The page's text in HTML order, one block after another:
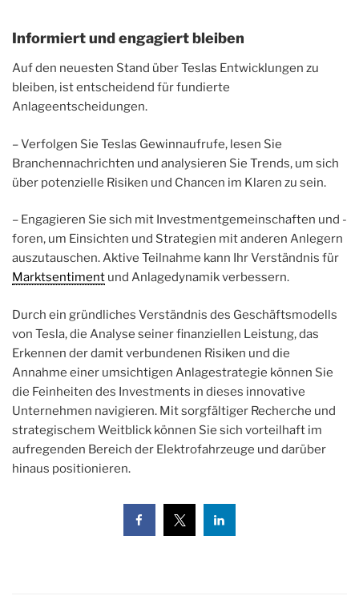
Informiert und engagiert bleiben
Auf den neuesten Stand über Teslas Entwicklungen zu
bleiben, ist entscheidend für fundierte
Anlageentscheidungen.
– Verfolgen Sie Teslas Gewinnaufrufe, lesen Sie
Branchennachrichten und analysieren Sie Trends, um sich
über potenzielle Risiken und Chancen im Klaren zu sein.
– Engagieren Sie sich mit Investmentgemeinschaften und -
foren, um Einsichten und Strategien mit anderen Anlegern
auszutauschen. Aktive Teilnahme kann Ihr Verständnis für
Marktsentiment und Anlagedynamik verbessern.
Durch ein gründliches Verständnis des Geschäftsmodells
von Tesla, die Analyse seiner finanziellen Leistung, das
Erkennen der damit verbundenen Risiken und die
Annahme einer umsichtigen Anlagestrategie können Sie
die Feinheiten des Investments in dieses innovative
Unternehmen navigieren. Mit sorgfältiger Recherche und
strategischem Weitblick können Sie sich vorteilhaft im
aufregenden Bereich der Elektrofahrzeuge und darüber
hinaus positionieren.